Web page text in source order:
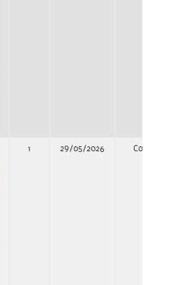
1 29/05/2026 Concurso